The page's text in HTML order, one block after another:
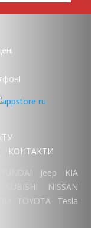
КОНТАКТИ
HYUNDAI Jeep
KIA
NISSAN
TOYOTA
Tesla